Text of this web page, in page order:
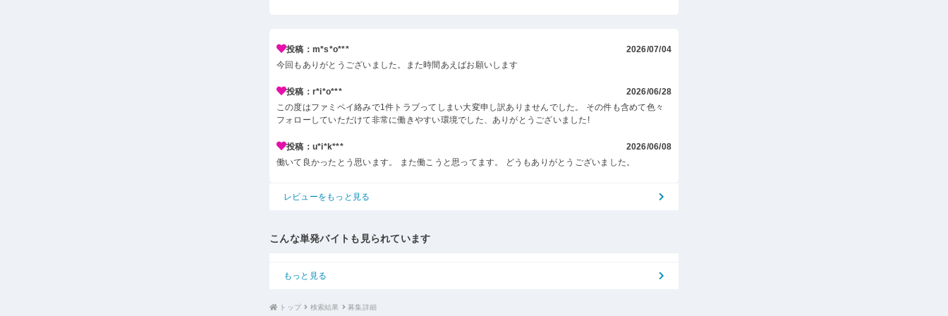
投稿：m*s*o***
2026/07/04
今回もありがとうございました。また時間あえばお願いします
投稿：r*i*o***
2026/06/28
この度はファミペイ絡みで1件トラブってしまい大変申し訳ありませんでした。 その件も含めて色々
フォローしていただけて非常に働きやすい環境でした、ありがとうございました!
投稿：u*i*k***
2026/06/08
働いて良かったとう思います。 また働こうと思ってます。 どうもありがとうございました。
レビューをもっと見る
こんな単発バイトも見られています
もっと見る
トップ 検索結果 募集詳細